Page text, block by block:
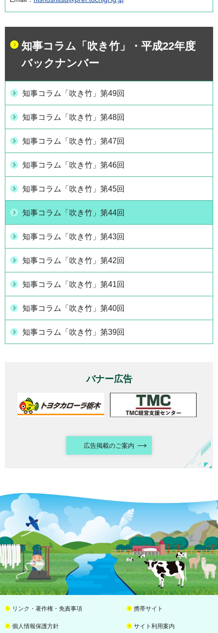
知事コラム「吹き竹」・平成22年度
バックナンバー
知事コラム「吹き竹」第49回
知事コラム「吹き竹」第48回
知事コラム「吹き竹」第47回
知事コラム「吹き竹」第46回
知事コラム「吹き竹」第45回
知事コラム「吹き竹」第44回
知事コラム「吹き竹」第43回
知事コラム「吹き竹」第42回
知事コラム「吹き竹」第41回
知事コラム「吹き竹」第40回
知事コラム「吹き竹」第39回
バナー広告
広告掲載のご案内
リンク・著作権・免責事項 携帯サイト
個人情報保護方針 サイト利用案内